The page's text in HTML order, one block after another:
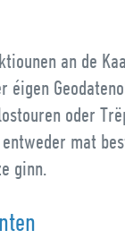
an de
oder
mat
ginn.